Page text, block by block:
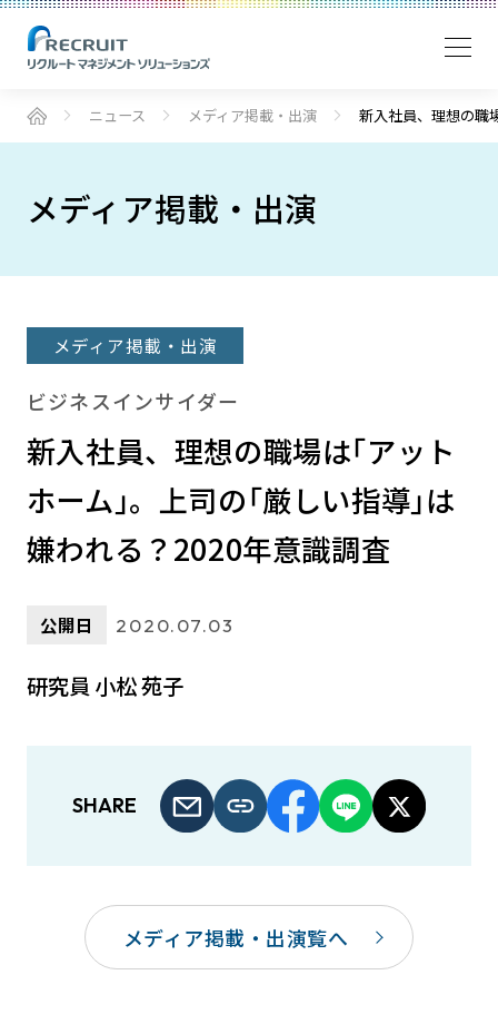
ニュース メディア掲載・出演 新入社員、理想の職
メディア掲載・出演
メディア掲載・出演
ビジネスインサイダー
新入社員、理想の職場は｢アット
ホーム｣。上司の｢厳しい指導｣は
嫌われる？2020年意識調査
公開日 2020.07.03
研究員 小松 苑子
SHARE
メディア掲載・出演覧へ